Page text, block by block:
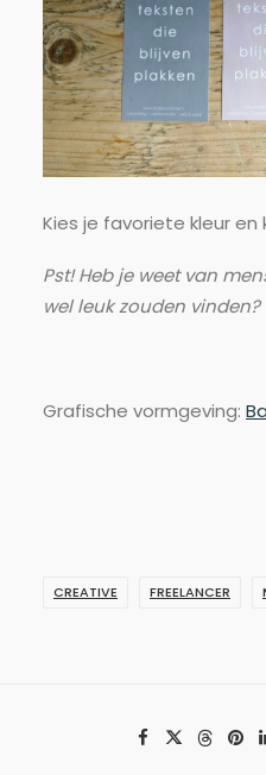
Kies je favoriete kleur en
Pst! Heb je weet van
wel leuk zouden vinden?
Grafische vormgeving:
CREATIVE FREELANCER